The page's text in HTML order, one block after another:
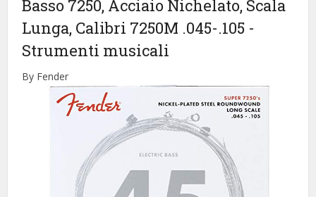
Basso 7250, Acciaio Nichelato, Scala
Lunga, Calibri 7250M .045-.105 -
Strumenti musicali
By Fender